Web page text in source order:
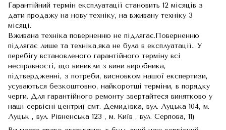
Гарантійний термін експлуатації становить 12 місяців з
дати продажу на нову техніку, на вживану техніку 3
місяці.
Вживана техніка поверненню не підлягає.Поверненню
підлягає лише та техніка,яка не була в експлуатації.. У
перебігу встановленого гарантійного терміну всі
несправності, що виникли з вини виробника,
підтвердженні, з потреби, висновком нашої експертизи,
усуваються безкоштовно, найкоротші терміни, в порядку
черги. Для гарантійного ремонту звертайтеся винятково у
наші сервісні центри( смт. Демидівка, вул. Луцька 104, м.
Луцьк , вул. Рівненська 123 , м. Київ , вул. Серпова, 11)